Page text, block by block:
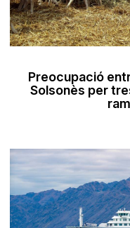
Preocupació
Solsonès per